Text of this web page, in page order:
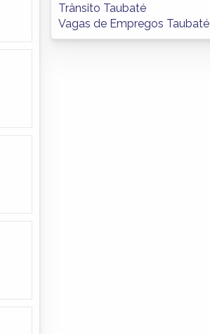
Trânsito Taubaté
Vagas de Empregos Taubaté